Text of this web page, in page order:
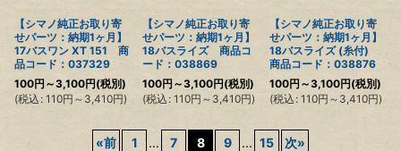
【シマノ純正お取り寄
せパーツ：納期1ヶ月】
17バスワン XT 151 商
品コード：037329
100円 ～3,100円(税別)
(税込 : 110円 ～3,410円)
【シマノ純正お取り寄
せパーツ：納期1ヶ月】
18バスライズ 商品コ
ード：038869
100円 ～3,100円(税別)
(税込 : 110円 ～3,410円)
【シマノ純正お取り寄
せパーツ：納期1ヶ月】
18バスライズ (糸付)
商品コード：038876
100円 ～3,100円(税別)
(税込 : 110円 ～3,410円)
«前 1 ... 7 8 9 ... 15 次»